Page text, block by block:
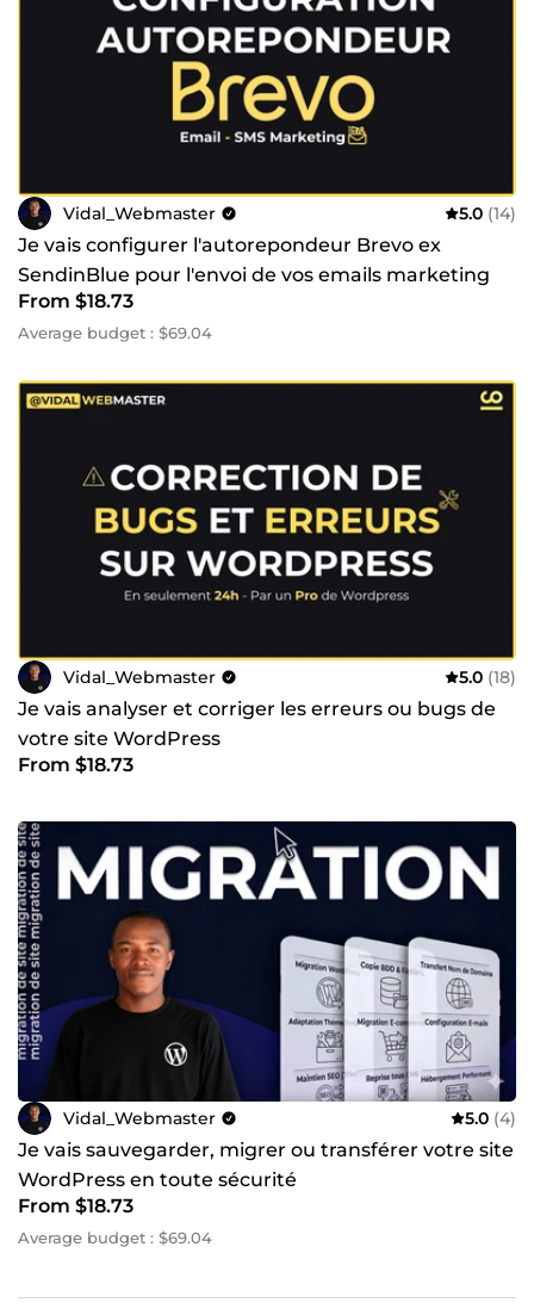
Vidal_Webmaster 5.0 (14)
Je vais configurer l'autorepondeur Brevo ex
SendinBlue pour l'envoi de vos emails marketing
From $18.73
Average budget : $69.04
Vidal_Webmaster 5.0 (18)
Je vais analyser et corriger les erreurs ou bugs de
votre site WordPress
From $18.73
Vidal_Webmaster 5.0 (4)
Je vais sauvegarder, migrer ou transférer votre site
WordPress en toute sécurité
From $18.73
Average budget : $69.04